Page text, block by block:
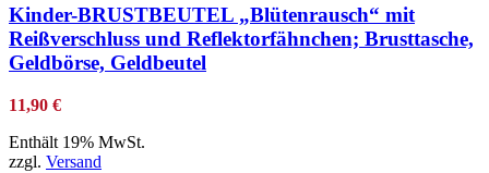
Kinder-BRUSTBEUTEL „Blütenrausch“ mit
Reißverschluss und Reflektorfähnchen; Brusttasche,
Geldbörse, Geldbeutel
11,90 €
Enthält 19% MwSt.
zzgl. Versand